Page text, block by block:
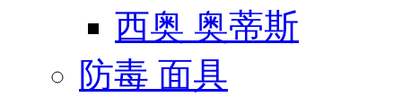
西奥 奥蒂斯
防毒 面具